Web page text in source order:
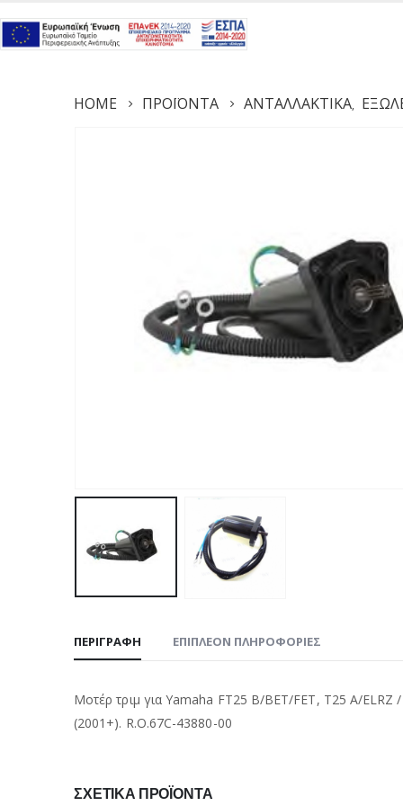
HOME ΠΡΟΪΌΝΤΑ ΑΝΤΑΛΛΑΚΤΙΚΆ,
ΠΕΡΙΓΡΑΦΉ ΕΠΙΠΛΈΟΝ ΠΛΗΡΟΦΟΡΊΕΣ
Μοτέρ τριμ για Yamaha FT25 B/BET/FET, T25 A/
(2001+). R.O.67C-43880-00
ΣΧΕΤΙΚΆ ΠΡΟΪΌΝΤΑ